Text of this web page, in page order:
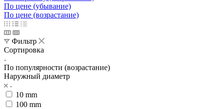
По цене (убывание)
По цене (возрастание)
Фильтр
Сортировка
По популярности (возрастание)
Наружный диаметр
10 mm
100 mm